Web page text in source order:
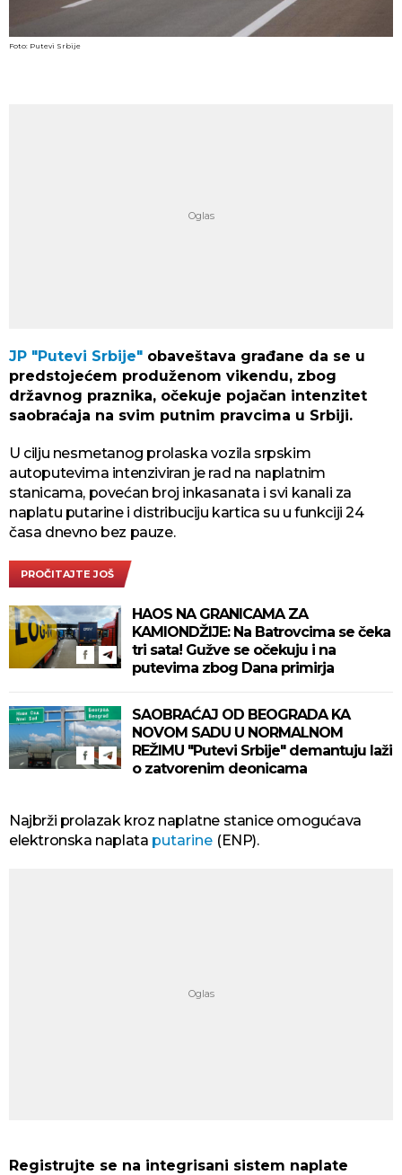
Foto: Putevi Srbije
JP "Putevi Srbije" obaveštava građane da se u
predstojećem produženom vikendu, zbog
državnog praznika, očekuje pojačan intenzitet
saobraćaja na svim putnim pravcima u Srbiji.
U cilju nesmetanog prolaska vozila srpskim
autoputevima intenziviran je rad na naplatnim
stanicama, povećan broj inkasanata i svi kanali za
naplatu putarine i distribuciju kartica su u funkciji 24
časa dnevno bez pauze.
PROČITAJTE JOŠ
HAOS NA GRANICAMA ZA
KAMIONDŽIJE: Na Batrovcima se čeka
tri sata! Gužve se očekuju i na
putevima zbog Dana primirja
SAOBRAĆAJ OD BEOGRADA KA
NOVOM SADU U NORMALNOM
REŽIMU "Putevi Srbije" demantuju laži
o zatvorenim deonicama
Najbrži prolazak kroz naplatne stanice omogućava
elektronska naplata putarine (ENP).
Registrujte se na integrisani sistem naplate